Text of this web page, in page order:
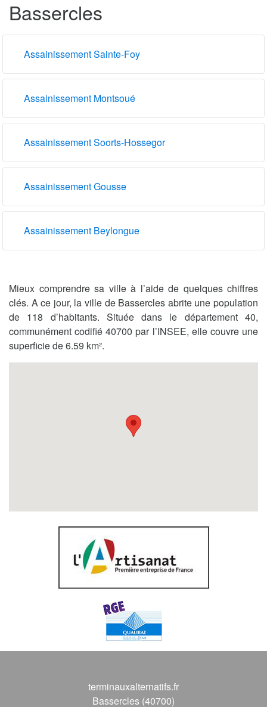
Bassercles
Assainissement Sainte-Foy
Assainissement Montsoué
Assainissement Soorts-Hossegor
Assainissement Gousse
Assainissement Beylongue
Mieux comprendre sa ville à l’aide de quelques chiffres
clés. A ce jour, la ville de Bassercles abrite une population
de 118 d’habitants. Située dans le département 40,
communément codifié 40700 par l’INSEE, elle couvre une
superficie de 6.59 km².
terminauxalternatifs.fr
Bassercles (40700)